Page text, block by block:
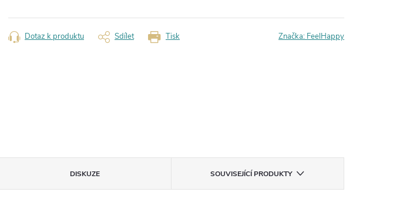
cena:
Tisk
Dotaz k produktu Sdílet Značka: FeelHappy
DISKUZE SOUVISEJÍCÍ PRODUKTY